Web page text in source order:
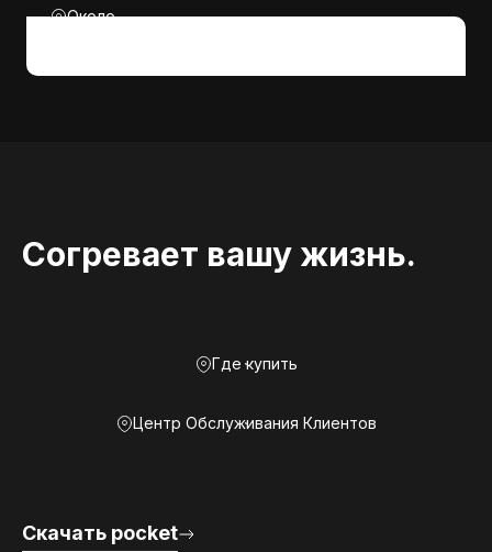
Около
Согревает вашу жизнь.
Где купить
Центр Обслуживания Клиентов
Скачать pocket